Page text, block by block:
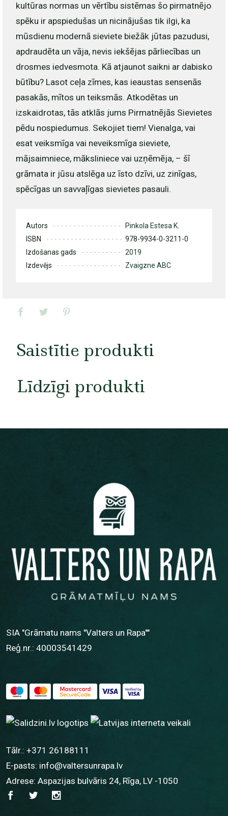
kultūras normas un vērtību sistēmas šo pirmatnējo
spēku ir apspiedušas un nicinājušas tik ilgi, ka
mūsdienu modernā sieviete biežāk jūtas pazudusi,
apdraudēta un vāja, nevis iekšējas pārliecības un
drosmes iedvesmota. Kā atjaunot saikni ar dabisko
būtību? Lasot ceļa zīmes, kas ieaustas sensenās
pasakās, mītos un teiksmās. Atkodētas un
izskaidrotas, tās atklās jums Pirmatnējās Sievietes
pēdu nospiedumus. Sekojiet tiem! Vienalga, vai
esat veiksmīga vai neveiksmīga sieviete,
mājsaimniece, māksliniece vai uzņēmēja, – šī
grāmata ir jūsu atslēga uz īsto dzīvi, uz zinīgas,
spēcīgas un savvaļīgas sievietes pasauli.
Autors
Pinkola Estesa K.
ISBN
978-9934-0-3211-0
Izdošanas gads
2019
Izdevējs
Zvaigzne ABC
Saistītie produkti
Līdzīgi produkti
SIA "Grāmatu nams "Valters un Rapa""
Reģ.nr.: 40003541429
Tālr.: +371 26188111
E-pasts: info@valtersunrapa.lv
Adrese: Aspazijas bulvāris 24, Rīga, LV -1050